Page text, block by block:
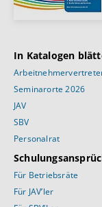
In Katalogen
Seminarorte 2026
JAV
SBV
Personalrat
Für Betriebsräte
Für JAV’ler